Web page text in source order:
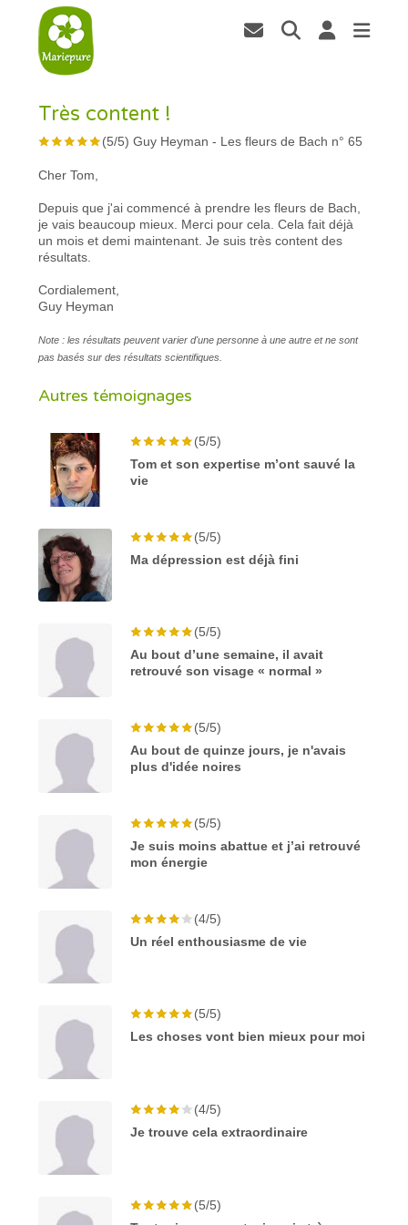
Très content !
(5/5)Guy Heyman - Les fleurs de Bach n° 65
Cher Tom,
Depuis que j'ai commencé à prendre les fleurs de Bach,
je vais beaucoup mieux. Merci pour cela. Cela fait déjà
un mois et demi maintenant. Je suis très content des
résultats.
Cordialement,
Guy Heyman
Note : les résultats peuvent varier d'une personne à une autre et ne sont
pas basés sur des résultats scientifiques.
Autres témoignages
(5/5)
Tom et son expertise m’ont sauvé la
vie
(5/5)
Ma dépression est déjà fini
(5/5)
Au bout d’une semaine, il avait
retrouvé son visage « normal »
(5/5)
Au bout de quinze jours, je n'avais
plus d'idée noires
(5/5)
Je suis moins abattue et j’ai retrouvé
mon énergie
(4/5)
Un réel enthousiasme de vie
(5/5)
Les choses vont bien mieux pour moi
(4/5)
Je trouve cela extraordinaire
(5/5)